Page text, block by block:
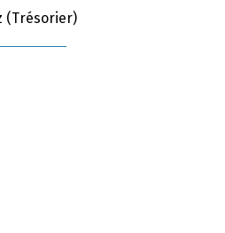
(Trésorier)